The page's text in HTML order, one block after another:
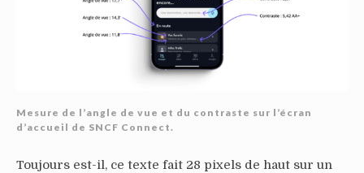
Mesure de l’angle de vue et du contraste sur l’écran
d’accueil de SNCF Connect.
Toujours est-il, ce texte fait 28 pixels de haut sur un